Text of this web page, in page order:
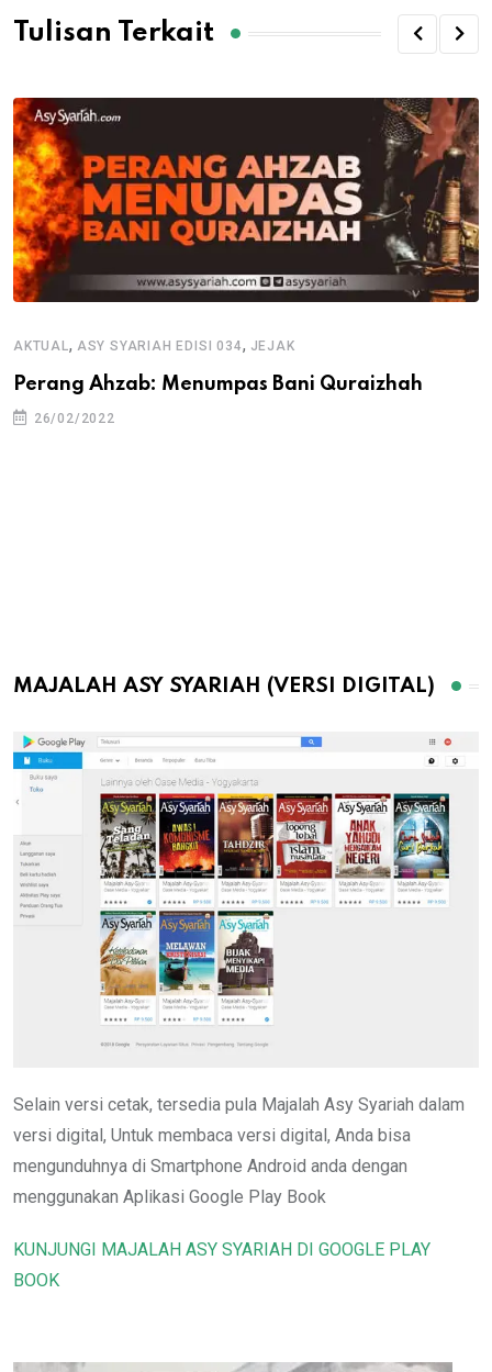
Tulisan Terkait
AKTUAL, ASY SYARIAH EDISI 034, JEJAK
Perang Ahzab: Menumpas Bani Quraizhah
26/02/2022
MAJALAH ASY SYARIAH (VERSI DIGITAL)
Selain versi cetak, tersedia pula Majalah Asy Syariah dalam
versi digital, Untuk membaca versi digital, Anda bisa
mengunduhnya di Smartphone Android anda dengan
menggunakan Aplikasi Google Play Book
KUNJUNGI MAJALAH ASY SYARIAH DI GOOGLE PLAY
BOOK